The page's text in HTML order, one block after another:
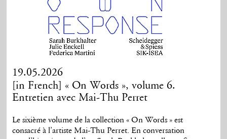
19.05.2026
[in French] « On Words », volume 6.
Entretien avec Mai-Thu Perret
Le sixième volume de la collection « On Words » est
consacré à l’artiste Mai-Thu Perret. En conversation